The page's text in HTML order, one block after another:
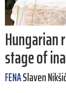
Hungarian
stage of
FENASlaven